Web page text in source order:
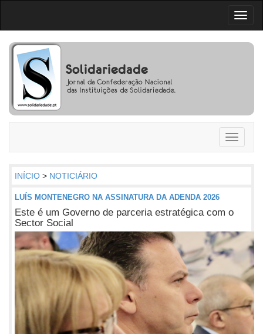
Toggle
INÍCIO > NOTICIÁRIO
LUÍS MONTENEGRO NA ASSINATURA DA ADENDA 2026
Este é um Governo de parceria estratégica com o
Sector Social